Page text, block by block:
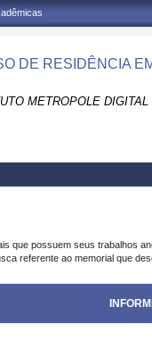
DE RESIDÊNCIA
METROPOLE DIGITAL
que possuem seus trabalhos
referente ao memorial que